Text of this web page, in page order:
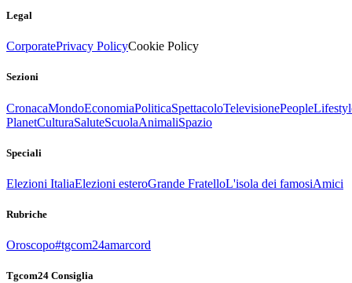
Legal
CorporatePrivacy PolicyCookie Policy
Sezioni
CronacaMondoEconomiaPoliticaSpettacoloTelevisionePeople
PlanetCulturaSaluteScuolaAnimaliSpazio
Speciali
Elezioni ItaliaElezioni esteroGrande FratelloL'isola dei famosiAmici
Rubriche
Oroscopo#tgcom24amarcord
Tgcom24 Consiglia